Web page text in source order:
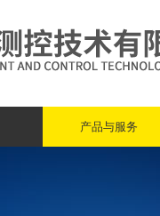
产品与服务